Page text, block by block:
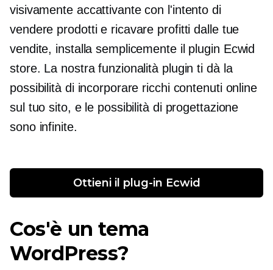
visivamente accattivante con l'intento di
vendere prodotti e ricavare profitti dalle tue
vendite, installa semplicemente il plugin Ecwid
store. La nostra funzionalità plugin ti dà la
possibilità di incorporare ricchi contenuti online
sul tuo sito, e le possibilità di progettazione
sono infinite.
Ottieni il plug-in Ecwid
Cos'è un tema
WordPress?